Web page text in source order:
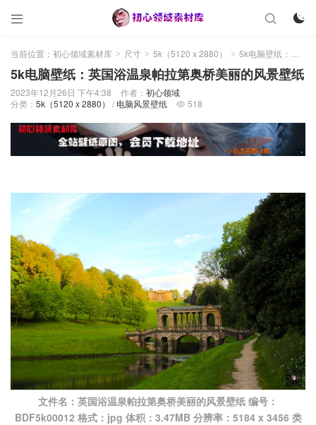
 

当前位置： 初心领域素材库 > 尺寸 > 5k（5120 x 2880） > 5k电脑壁纸：英国浴温泉帕拉第奥桥美丽的风景壁纸
5k电脑壁纸：英国浴温泉帕拉第奥桥美丽的风景壁纸
2023年12月26日 下午4:38 作者： 初心领域
分类： 5k（5120 x 2880） / 电脑风景壁纸  518
文件名：英国浴温泉帕拉第奥桥美丽的风景壁纸 编号：
BDF5k00012 格式：jpg 体积：3.47MB 分辨率：5184 x 3456 类